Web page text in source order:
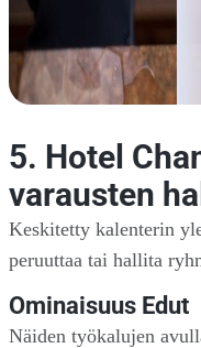
5. Hotel
varausten
Keskitetty kalenterin
peruuttaa tai hallita
Ominaisuus Edut
Näiden työkalujen